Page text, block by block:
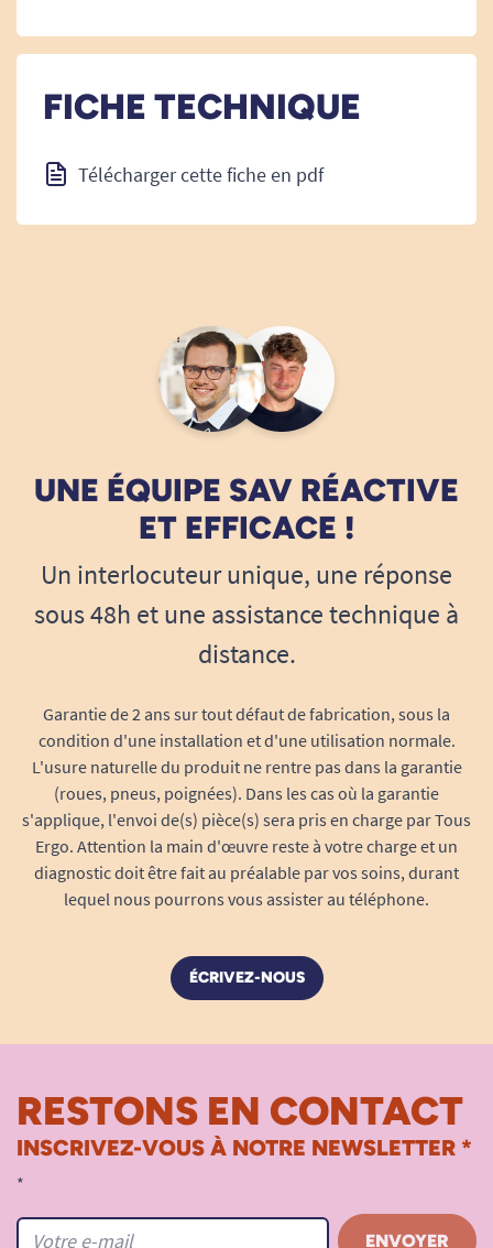
FICHE TECHNIQUE
Télécharger cette fiche en pdf
UNE ÉQUIPE SAV RÉACTIVE
ET EFFICACE !
Un interlocuteur unique, une réponse
sous 48h et une assistance technique à
distance.
Garantie de 2 ans sur tout défaut de fabrication, sous la
condition d'une installation et d'une utilisation normale.
L'usure naturelle du produit ne rentre pas dans la garantie
(roues, pneus, poignées). Dans les cas où la garantie
s'applique, l'envoi de(s) pièce(s) sera pris en charge par Tous
Ergo. Attention la main d'œuvre reste à votre charge et un
diagnostic doit être fait au préalable par vos soins, durant
lequel nous pourrons vous assister au téléphone.
ÉCRIVEZ-NOUS
RESTONS EN CONTACT
INSCRIVEZ-VOUS À NOTRE NEWSLETTER *
*